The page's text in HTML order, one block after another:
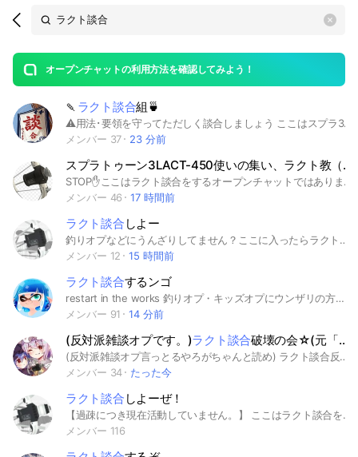
Search
OpenChats
messages
search
area
オープンチャットの利用方法を確認してみよう！
open
🍡 ラクト談合組🍵
⚠️用法･要領を守ってただしく談合しましょう ここはスプラ3の金策であるラクト談合を行う集まりです 下記の参加条件をよく読みご参加ください ルールに則ってプレイすることで１試合あたり6,000ゲソ以上獲得できます！ これを目にしたあなたもぜひ稼ぎにきてはいかがでしょうか🍵 ★初心者･復帰勢も大歓迎です★ 当オプは荒れることのない友好的で穏やかなメンバーが集まっており、ラクト談合をはじめとしたスプラ3の各種ルールを日々楽しんでいます🎮 スプラ始めたてだけど加入していいか分からない、久しぶりにスプラやるけど不安、荒らしに巻き込まれることが心配... そういったことに悩む心配はありません👍 管理人をはじめとしたメンバーが手厚くフォローいたします！ 参加条件を下記に記載してありますのでよく読んでから参加をタップしましょう！ 常時応答できないので参加リクエストが遅れる場合があること、状況次第では承認しないことにつきましてはご了承ください🙇 🍒 参 加 条 件 🍉 ①初期アイコンはやめてください ほかのメンバーと被るおそれがあるので印象が良くすぐに識別できるプロフィール画像を選択してください ②１文字だけのLINE名はやめてください ライブトークを活用するので呼称･認識のしづらいLINE名ではなくメンバーから愛着の湧く呼びやすい名前にしましょう 悩むとは思いますが、長い名前や印象の悪い名前もやめてください ③LINE名の右にスプラ名を記載してください いざスプラで合流したときに認識できません 「LINE名(スプラ名)」←このように記載してください ④ここまで読んで頂いた方へ 参加をタップした後は、あえて的外れな質問を投げかけられますが、自分の持ちブキと一言を添えてお答えください 上記以外のふざけた回答や返事のみの場合は強制退会の対象となります #談合坂あんぱん #スプラ #スプラ3 #splatoon #ラクト談合 #ラクト #LACT-450 #ラクトデコ #ラクトミルク #カンスト #ゲソ #プラベ #オープン #ナワバリ #バイト #Kee #kee #談合組 #談合 #金策
メンバー 37
23 分前
スプラトゥーン3LACT-450使いの集い、ラクト教（ラ
STOP✋ここはラクト談合をするオープンチャットではありません！ ｛入るときの質問で、賛成、反対、中立（そのあとにですなどをつけるのもあり）で答えないと入れません｝ ラクト談合賛成反対関係無くみんなで楽しく雑談・スプラをするオープンチャットです！ ちょ〜〜〜〜初心者でもいいよ！ ラクト使ったことある人集まれー！ 雑談しよー！ #中立 #スプラトゥーン #スプラ ＃ラクト談合 ＃LACT-450 #ラクトデコ #LACT-450デコ #ラクトミルク #LACT-450MILK #スプラトゥーンレイダース
メンバー 46
17 時間前
ラクト談合 しよー
釣りオプなどにうんざりしてません？ここに入ったらラクト談合できますよみんなで仲良く談合しようね 反対派に言う暇かよ働けあっ学生か
メンバー 12
15 時間前
ラクト談合するンゴ
restart in the works 釣りオプ・キッズオプにウンザリの方はぜひ。 慣れれば１試合で10,000ゲソは余裕。 管理人ラクト塗りポイント4,200万ptの実績。 週に３〜4回、キンメが夜に来たら ほぼ確実に談合します。 ☝️ ココが他オプと違う ☝️ ・ブラックリスト4,000人超えの安心感 → 権限持ちは成人が中心です。 マナー違反者などは迅速に対応し、 強制退会を念頭に対応を行います。 ・グダらせないための徹底したルール整備 → グダるくらいなら縄張り周回の方がマシ ・人数制限(150〜200)を設けルール守れない、 コミュニケーション難ありの方から退会 → スムーズな進行の実現、ホスト育成 ・メンバーの精神年齢高、小中学生も勿論 いますが言動が幼すぎる方は退会させて いるため、キッズオプ特有の痛い発言など皆無 ・他ゲー部屋でスマブラマイクラなど色々遊んでます ⭐️ ﾘｰﾀﾞｰｼｯﾌﾟのある方・ﾗｲﾌﾞﾄｰｸしゃべれる方超歓迎 ⭐️ ⚠️冷やかし・空気読めない方お断り⚠️ ※承認は早くて１日、長くて数日頂きます。 ※一度退会された方は再参加禁止となります。 野良談合/規約違反断固禁止・暴言は即退会。 LINEオプチャ利用規約・ガイドライン遵守。 #ラクト談合 #スプラトゥーン3 #スプラ3 #金策 #ゲソ #ガチャ #ギア #カプセル #二つ名
メンバー 91
14 分前
(反対派雑談オプです。)ラクト談合破壊の会☆(元「ラ
(反対派雑談オプ言っとるやろがちゃんと読め) ラクト談合反対派が集まる雑談オプ。元は普通の反対派オプなのでオプ名はこうなってる。 荒らしと即抜けは来ないでね。あと大事なノート確認してね 別名「ラクBAN」または「落馬」です。 管理人は過激派じゃないので安心してください。むしろ中立に近い。 現在ほぼ動いていません。それでもよければお入りください。
メンバー 34
たった今
ラクト談合 しよーぜ！
【過疎につき現在活動していません。】 ここはラクト談合をするオプチャです！ ーーーーーーーーーーーーーーーーーー 旧 説明文 まず入ってきたら大事なノートのルール確認と、オプチャ利用規約、ガイドラインの確認をお願いします。 ルールを破る行為をされた場合、最悪通報、再参加禁止にする場合があります。 ルールをしっかり守ってくださいね！ 雑談や他ゲーもできます #ラクト談合 #スプラ #金策 ＃スプラ3 ＃スプラトゥーン ＃スプラトゥーン3
メンバー 116